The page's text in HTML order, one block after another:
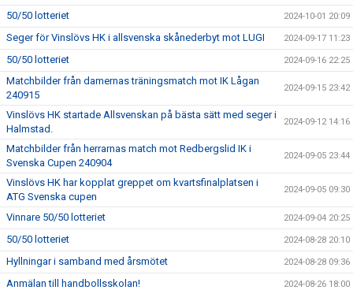
50/50 lotteriet 2024-10-01 20:09
Seger för Vinslövs HK i allsvenska skånederbyt mot LUGI 2024-09-17 11:23
50/50 lotteriet 2024-09-16 22:25
Matchbilder från damernas träningsmatch mot IK Lågan
240915
2024-09-15 23:42
Vinslövs HK startade Allsvenskan på bästa sätt med seger i
Halmstad.
2024-09-12 14:16
Matchbilder från herrarnas match mot Redbergslid IK i
Svenska Cupen 240904
2024-09-05 23:44
Vinslövs HK har kopplat greppet om kvartsfinalplatsen i
ATG Svenska cupen
2024-09-05 09:30
Vinnare 50/50 lotteriet 2024-09-04 20:25
50/50 lotteriet 2024-08-28 20:10
Hyllningar i samband med årsmötet 2024-08-28 09:36
Anmälan till handbollsskolan! 2024-08-26 18:00